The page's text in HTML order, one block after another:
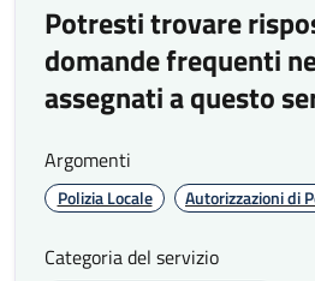
Potresti trovare
domande frequenti
assegnati a questo
Argomenti
Polizia Locale Autorizzazioni di
Categoria del servizio